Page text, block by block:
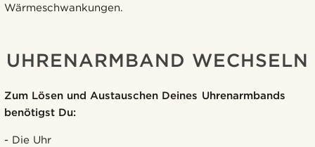
Wärmeschwankungen.
UHRENARMBAND WECHSELN
Zum Lösen und Austauschen Deines Uhrenarmbands
benötigst Du:
- Die Uhr